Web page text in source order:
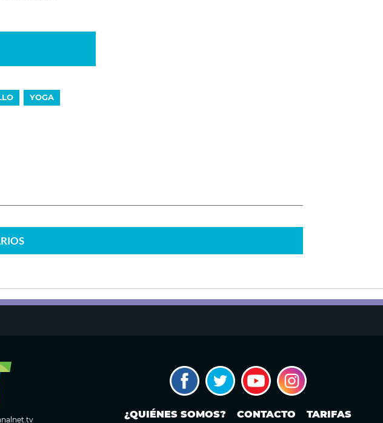
YOGA
¿QUIÉNES SOMOS? CONTACTO TARIFAS